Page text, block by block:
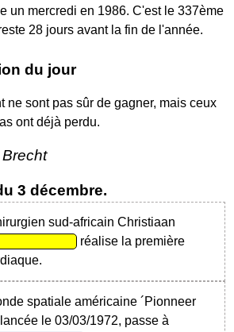
un mercredi en 1986. C'est le 337ème
28 jours avant la fin de l'année.
du jour
ne sont pas sûr de gagner, mais ceux
ont déjà perdu.
3 décembre.
sud-africain Christiaan
réalise la première
spatiale américaine ´Pionneer
lancée le 03/03/1972, passe à